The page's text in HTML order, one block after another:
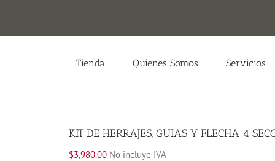
Tienda Quienes Somos Servicios
KIT DE HERRAJES, GUIAS Y FLECHA 4
$3,980.00 No incluye IVA